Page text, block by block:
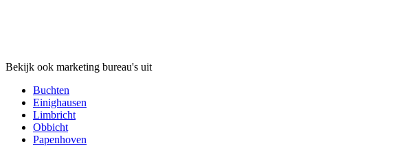
Bekijk ook marketing bureau's uit
Buchten
Einighausen
Limbricht
Obbicht
Papenhoven